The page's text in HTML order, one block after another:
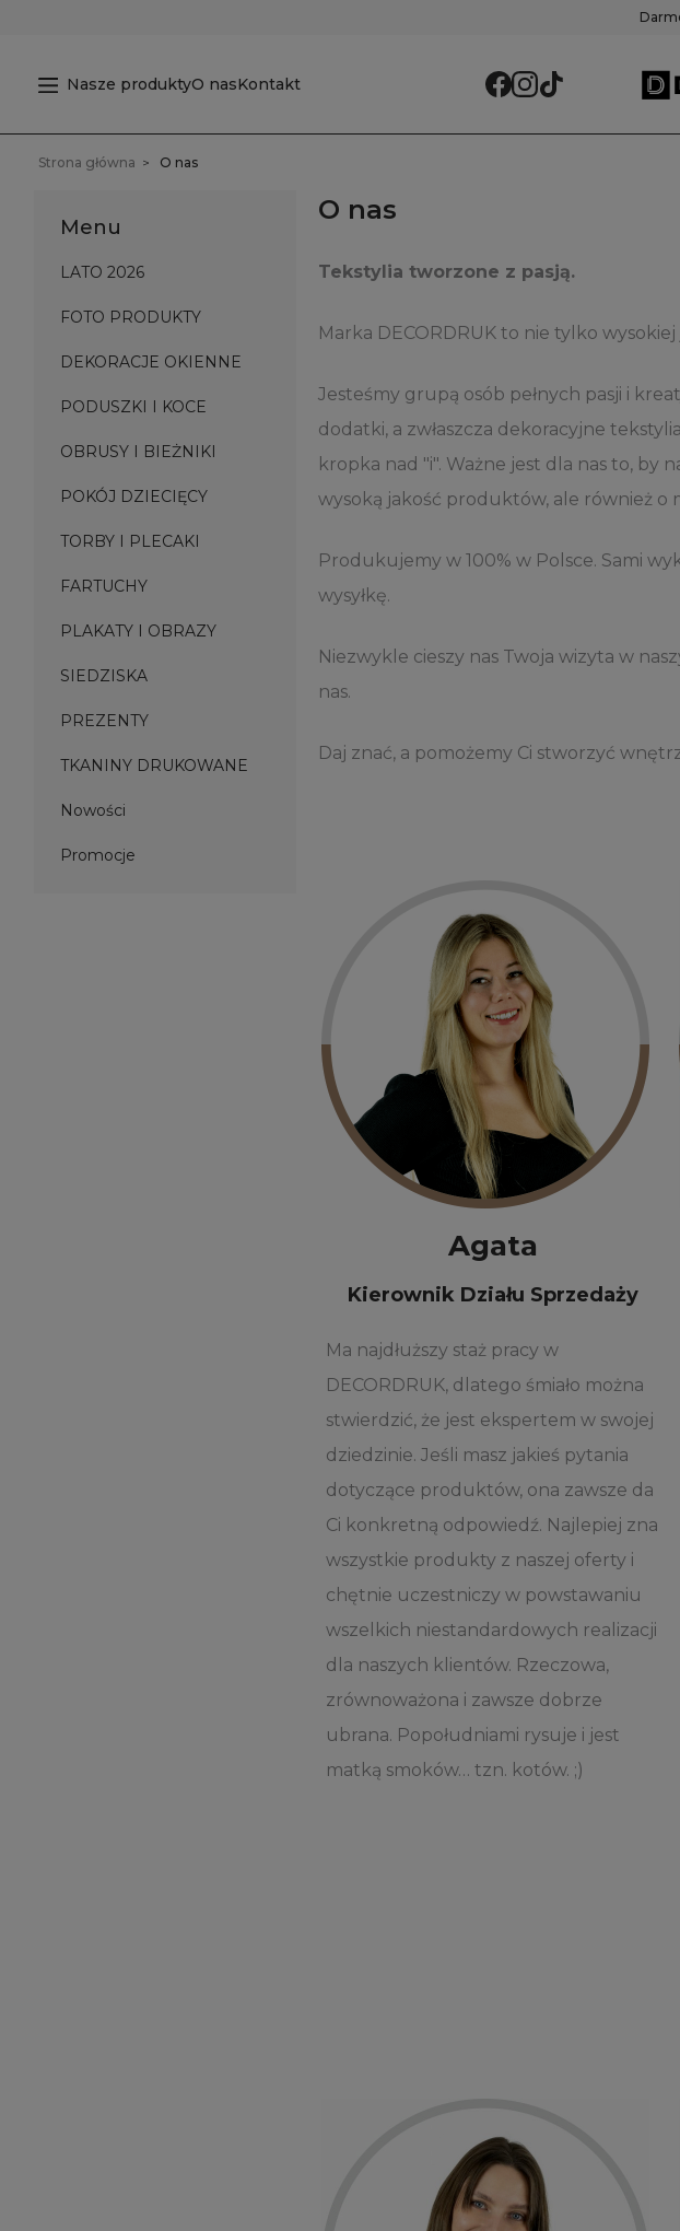
Nasze produktyO nasKontakt
Strona główna O nas
Menu
LATO 2026
FOTO PRODUKTY
DEKORACJE OKIENNE
PODUSZKI I KOCE
OBRUSY I BIEŻNIKI
POKÓJ DZIECIĘCY
TORBY I PLECAKI
FARTUCHY
PLAKATY I OBRAZY
SIEDZISKA
PREZENTY
TKANINY DRUKOWANE
Nowości
Promocje
O nas
Tekstylia tworzone z pasją.
Marka DECORDRUK to nie tylko
Jesteśmy grupą osób pełnych pasji i
dodatki, a zwłaszcza dekoracyjne
kropka nad "i". Ważne jest dla nas to, by
wysoką jakość produktów, ale również o
Produkujemy w 100% w Polsce. Sami
wysyłkę.
Niezwykle cieszy nas Twoja wizyta w
nas.
Daj znać, a pomożemy Ci stworzyć
Agata
Kierownik Działu Sprzedaży
Ma najdłuższy staż pracy w
DECORDRUK, dlatego śmiało można
stwierdzić, że jest ekspertem w swojej
dziedzinie. Jeśli masz jakieś pytania
dotyczące produktów, ona zawsze da
Ci konkretną odpowiedź. Najlepiej zna
wszystkie produkty z naszej oferty i
chętnie uczestniczy w powstawaniu
wszelkich niestandardowych realizacji
dla naszych klientów. Rzeczowa,
zrównoważona i zawsze dobrze
ubrana. Popołudniami rysuje i jest
matką smoków… tzn. kotów. ;)